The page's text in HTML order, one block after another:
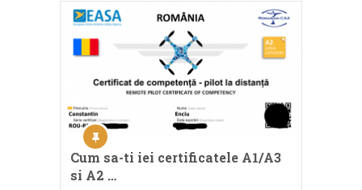
Cum sa-ti iei certificatele A1/A3
si A2 …